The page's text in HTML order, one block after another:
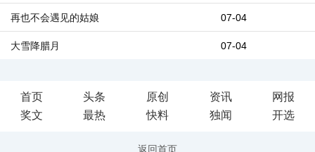
07-04
再也不会遇见的姑娘
07-04
大雪降腊月
首页 头条 原创 资讯
网报
奖文
最热 快料 独闻 开选
返回首页